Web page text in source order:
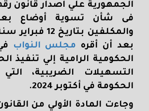
فى شأن تسوية أوضاع
والمكلفين بتاريخ 12 فبراير سنة
بعد أن أقره مجلس النواب
الحكومية الرامية إلي تنفيذ
التسهيلات الضريبية،
الحكومة في أكتوبر 2024.
وجاءت المادة الأولي من